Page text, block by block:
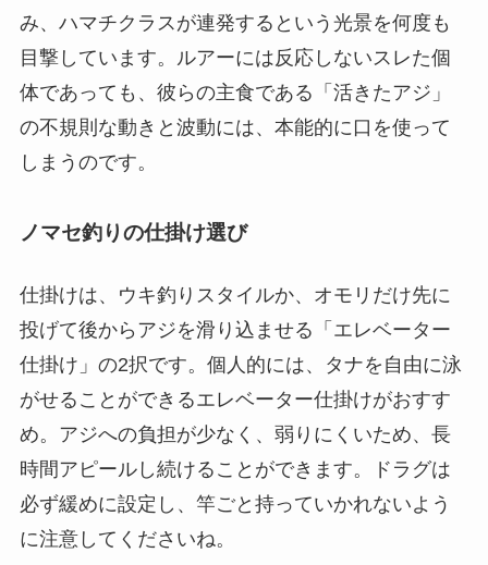
み、ハマチクラスが連発するという光景を何度も
目撃しています。ルアーには反応しないスレた個
体であっても、彼らの主食である「活きたアジ」
の不規則な動きと波動には、本能的に口を使って
しまうのです。
ノマセ釣りの仕掛け選び
仕掛けは、ウキ釣りスタイルか、オモリだけ先に
投げて後からアジを滑り込ませる「エレベーター
仕掛け」の2択です。個人的には、タナを自由に泳
がせることができるエレベーター仕掛けがおすす
め。アジへの負担が少なく、弱りにくいため、長
時間アピールし続けることができます。ドラグは
必ず緩めに設定し、竿ごと持っていかれないよう
に注意してくださいね。